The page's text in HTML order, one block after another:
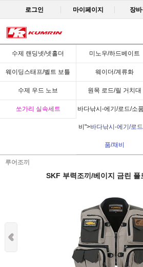
로그인 마이페이지 장바
수제 랜딩넷/넷홀더 미노우/하드베이트
웨이딩스태프/벨트 보틀 웨이더/계류화
수제 우드 노브 원목 로드/릴 거치대
쏘가리 실속세트 바다낚시-에기/로드/소
비">바다낚시-에기/로
품/채비
루어조끼
SKF 부력조끼/베이지 금린 플